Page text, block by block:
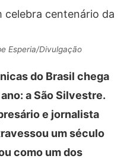
Esperia/Divulgação
do Brasil chega
a São Silvestre.
e jornalista
um século
como um dos